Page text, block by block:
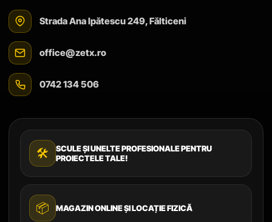
Strada Ana Ipătescu 249, Fălticeni
office@zetx.ro
0742 134 506
🛠️
SCULE ȘI UNELTE PROFESIONALE PENTRU
PROIECTELE TALE!
📦 MAGAZIN ONLINE ȘI LOCAȚIE FIZICĂ